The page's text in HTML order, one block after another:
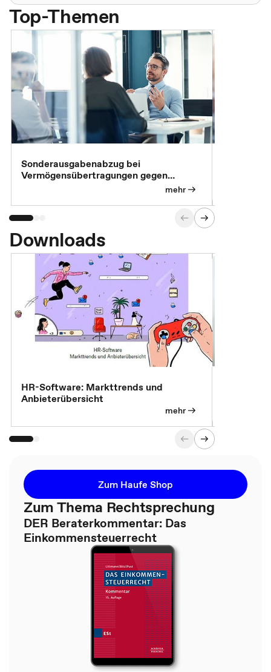
Top-Themen
Sonderausgabenabzug bei
Vermögensübertragungen gegen
mehr
Downloads
HR-Software: Markttrends und
Anbieterübersicht
mehr
Zum Haufe Shop
Zum Thema Rechtsprechung
DER Beraterkommentar: Das
Einkommensteuerrecht